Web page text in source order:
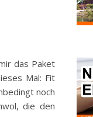
das Paket
Mal: Fit
noch
die den